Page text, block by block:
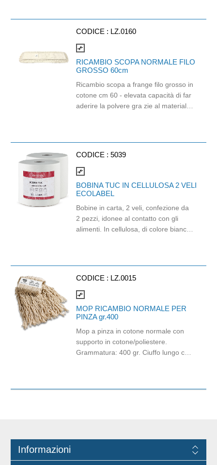
CODICE : LZ.0160
compare_arrows
RICAMBIO SCOPA NORMALE FILO
GROSSO 60cm
Ricambio scopa a frange filo grosso in
cotone cm 60 - elevata capacità di far
aderire la polvere gra zie al materiale
codice LZ.0032.
CODICE : 5039
compare_arrows
BOBINA TUC IN CELLULOSA 2 VELI
ECOLABEL
Bobine in carta, 2 veli, confezione da
2 pezzi, idonee al contatto con gli
alimenti. In cellulosa, di colore bianco
CODICE : LZ.0015
compare_arrows
MOP RICAMBIO NORMALE PER
PINZA gr.400
Mop a pinza in cotone normale con
supporto in cotone/poliestere.
Grammatura: 400 gr. Ciuffo lungo cm
Informazioni